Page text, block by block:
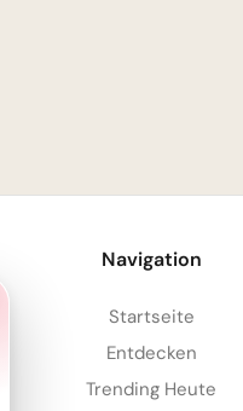
Navigation
Startseite
Entdecken
Trending Heute